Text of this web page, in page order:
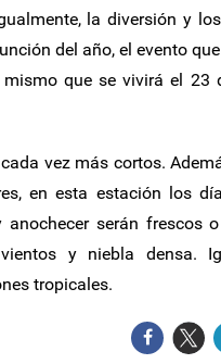
la diversión y
del año, el evento
que se vivirá el 23
vez más cortos.
en esta estación los
serán frescos
y niebla densa.
tropicales.